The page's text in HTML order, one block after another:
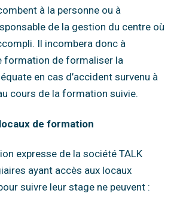
à la personne ou à
de la gestion du centre où
Il incombera donc à
formation de formaliser la
en cas d’accident survenu à
cours de la formation suivie.
de formation
expresse de la société TALK
ayant accès aux locaux
suivre leur stage ne peuvent :